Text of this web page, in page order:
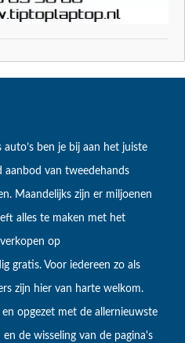
ben je bij aan het juiste
aanbod van tweedehands
Maandelijks zijn er miljoenen
alles te maken met het
op
gratis. Voor iedereen zo als
zijn hier van harte welkom.
opgezet met de allernieuwste
de wisseling van de pagina's